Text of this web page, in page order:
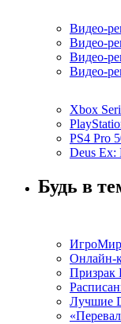
Видео-
Видео-
Видео-
Видео-
Xbox
PS4 Pro
Deus Ex:
Будь в
ИгроМир
Онлайн-
Призрак
Лучшие